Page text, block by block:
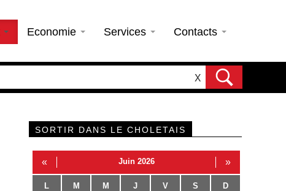
Economie Services Contacts
X
SORTIR DANS LE CHOLETAIS
« Juin 2026 »
L M M J V S D